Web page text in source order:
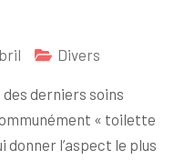
Divers
derniers soins
« toilette
l’aspect le plus